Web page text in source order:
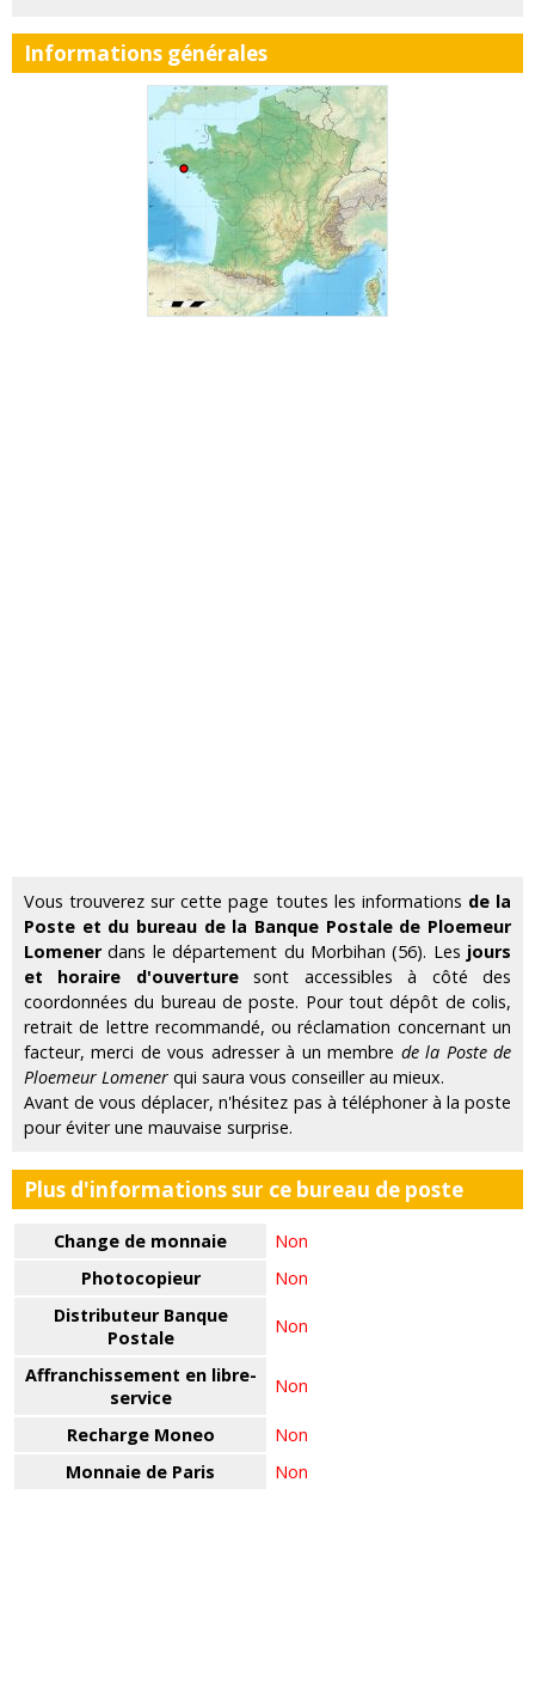
Informations générales
Vous trouverez sur cette page toutes les informations de la
Poste et du bureau de la Banque Postale de Ploemeur
Lomenerdans le département du Morbihan (56). Les jours
et horaire d'ouverturesont accessibles à côté des
coordonnées du bureau de poste. Pour tout dépôt de colis,
retrait de lettre recommandé, ou réclamation concernant un
facteur, merci de vous adresser à un membre de la Poste de
Ploemeur Lomener qui saura vous conseiller au mieux.
Avant de vous déplacer, n'hésitez pas à téléphoner à la poste
pour éviter une mauvaise surprise.
Plus d'informations sur ce bureau de poste
Change de monnaie
Non
Photocopieur
Non
Distributeur Banque
Postale
Non
Affranchissement en libre-
service
Non
Recharge Moneo
Non
Monnaie de Paris
Non